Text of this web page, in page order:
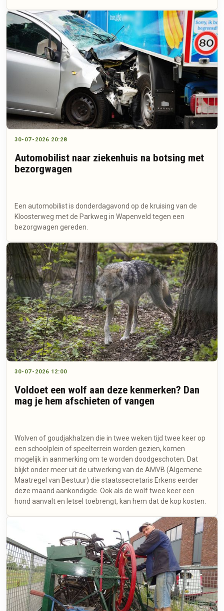
30-07-2026 20:28
Automobilist naar ziekenhuis na botsing met
bezorgwagen
Een automobilist is donderdagavond op de kruising van de
Kloosterweg met de Parkweg in Wapenveld tegen een
bezorgwagen gereden.
30-07-2026 12:00
Voldoet een wolf aan deze kenmerken? Dan
mag je hem afschieten of vangen
Wolven of goudjakhalzen die in twee weken tijd twee keer op
een schoolplein of speelterrein worden gezien, komen
mogelijk in aanmerking om te worden doodgeschoten. Dat
blijkt onder meer uit de uitwerking van de AMVB (Algemene
Maatregel van Bestuur) die staatssecretaris Erkens eerder
deze maand aankondigde. Ook als de wolf twee keer een
hond aanvalt en letsel toebrengt, kan hem dat de kop kosten.